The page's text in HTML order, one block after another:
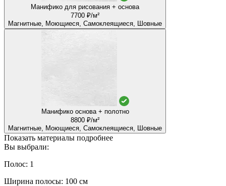
Манифико для рисования + основа
7700 ₽/м²
Магнитные, Моющиеся, Самоклеящиеся, Шовные
Манифико основа + полотно
8800 ₽/м²
Магнитные, Моющиеся, Самоклеящиеся, Шовные
Показать материалы подробнее
Вы выбрали:
Полос: 1
Ширина полосы: 100 см